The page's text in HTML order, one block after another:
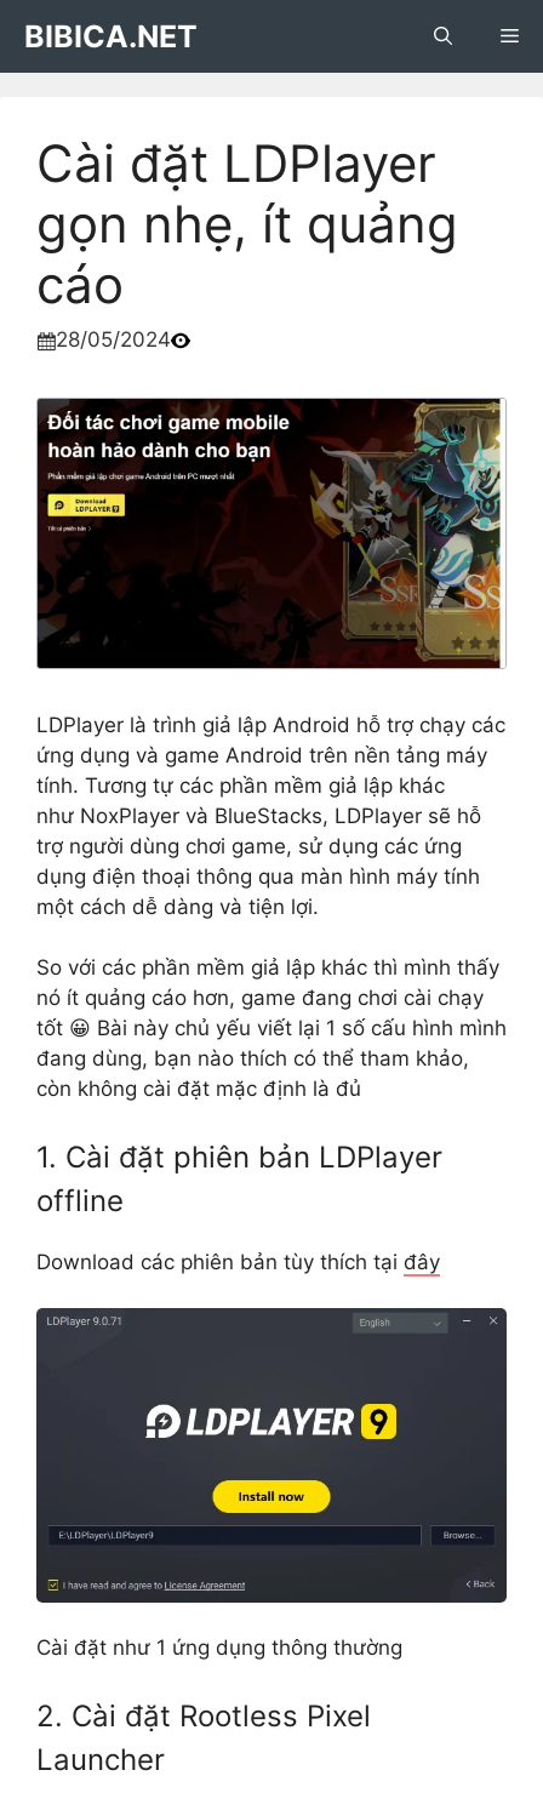
content
BIBICA.NET
Cài đặt LDPlayer
gọn nhẹ, ít quảng
cáo
28/05/2024
LDPlayer là trình giả lập Android hỗ trợ chạy các
ứng dụng và game Android trên nền tảng máy
tính. Tương tự các phần mềm giả lập khác
như NoxPlayer và BlueStacks, LDPlayer sẽ hỗ
trợ người dùng chơi game, sử dụng các ứng
dụng điện thoại thông qua màn hình máy tính
một cách dễ dàng và tiện lợi.
So với các phần mềm giả lập khác thì mình thấy
nó ít quảng cáo hơn, game đang chơi cài chạy
tốt 😀 Bài này chủ yếu viết lại 1 số cấu hình mình
đang dùng, bạn nào thích có thể tham khảo,
còn không cài đặt mặc định là đủ
1. Cài đặt phiên bản LDPlayer
offline
Download các phiên bản tùy thích tại đây
Cài đặt như 1 ứng dụng thông thường
2. Cài đặt Rootless Pixel
Launcher